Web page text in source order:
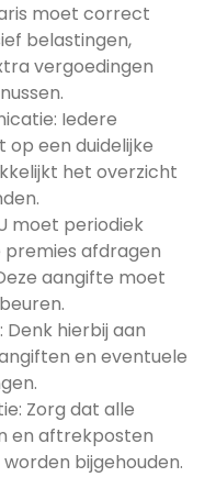
moet correct
belastingen,
vergoedingen
Iedere
een duidelijke
het overzicht
moet periodiek
premies afdragen
aangifte moet
hierbij aan
en eventuele
Zorg dat alle
en aftrekposten
bijgehouden.